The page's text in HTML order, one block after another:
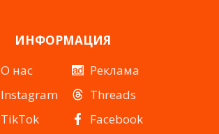
ИНФОРМАЦИЯ
О нас
Instagram
TikTok
Реклама
Threads
Facebook